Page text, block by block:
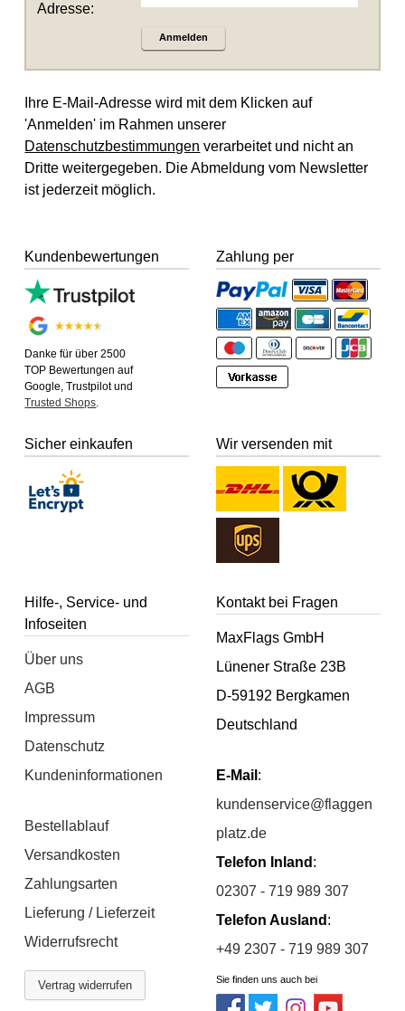
Adresse:
Anmelden
Ihre E-Mail-Adresse wird mit dem Klicken auf
'Anmelden' im Rahmen unserer
Datenschutzbestimmungen verarbeitet und nicht an
Dritte weitergegeben. Die Abmeldung vom Newsletter
ist jederzeit möglich.
Kundenbewertungen
Danke für über 2500
TOP Bewertungen auf
Google, Trustpilot und
Trusted Shops.
Zahlung per
Sicher einkaufen Wir versenden mit
Hilfe-, Service- und
Infoseiten
Über uns
AGB
Impressum
Datenschutz
Kundeninformationen
Bestellablauf
Versandkosten
Zahlungsarten
Lieferung / Lieferzeit
Widerrufsrecht
Vertrag widerrufen
Kontakt bei Fragen
MaxFlags GmbH
Lünener Straße 23B
D-59192 Bergkamen
Deutschland
E-Mail :
kundenservice@flaggen
platz.de
Telefon Inland :
02307 - 719 989 307
Telefon Ausland :
+49 2307 - 719 989 307
Sie finden uns auch bei